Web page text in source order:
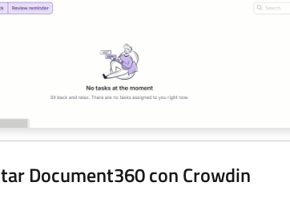
Document360 con Crowdin